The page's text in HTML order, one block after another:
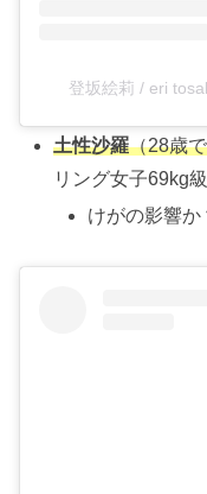
登坂絵莉 / eri
土性沙羅（28歳
リング女子69kg
けがの影響か